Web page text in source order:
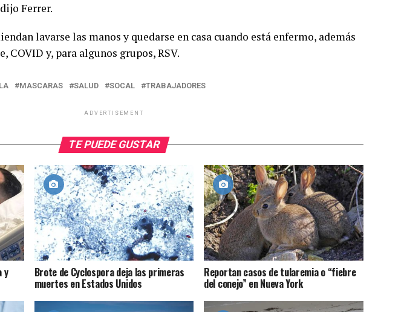
Ferrer.
lavarse las manos y quedarse en casa cuando está enfermo, además
COVID y, para algunos grupos, RSV.
LA MASCARAS SALUD SOCAL TRABAJADORES
ADVERTISEMENT
TE PUEDE GUSTAR
y Brote de Cyclospora deja las primeras
muertes en Estados Unidos
Reportan casos de tularemia o “fiebre
del conejo” en Nueva York